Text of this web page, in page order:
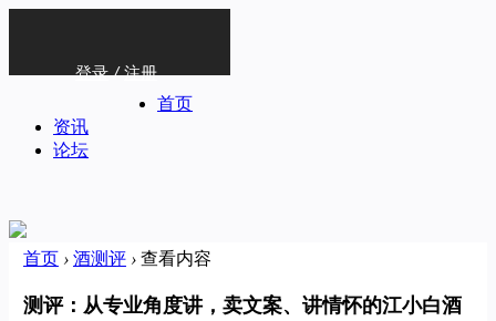
登录 / 注册
首页
资讯
论坛
首页 › 酒测评 ›查看内容
测评：从专业角度讲，卖文案、讲情怀的江小白酒